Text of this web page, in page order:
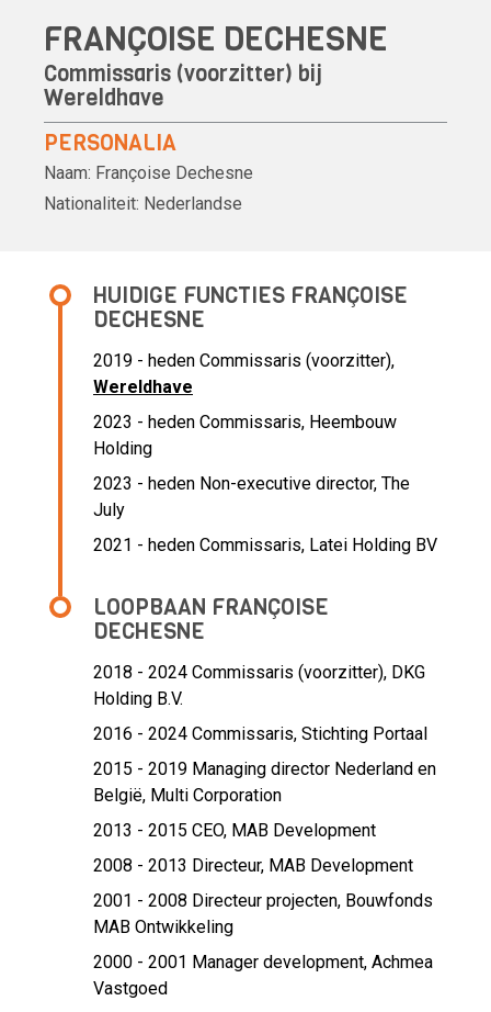
FRANÇOISE DECHESNE
Commissaris (voorzitter) bij
Wereldhave
PERSONALIA
Naam: Françoise Dechesne
Nationaliteit: Nederlandse
HUIDIGE FUNCTIES FRANÇOISE
DECHESNE
2019 - heden Commissaris (voorzitter),
Wereldhave
2023 - heden Commissaris, Heembouw
Holding
2023 - heden Non-executive director, The
July
2021 - heden Commissaris, Latei Holding BV
LOOPBAAN FRANÇOISE
DECHESNE
2018 - 2024 Commissaris (voorzitter), DKG
Holding B.V.
2016 - 2024 Commissaris, Stichting Portaal
2015 - 2019 Managing director Nederland en
België, Multi Corporation
2013 - 2015 CEO, MAB Development
2008 - 2013 Directeur, MAB Development
2001 - 2008 Directeur projecten, Bouwfonds
MAB Ontwikkeling
2000 - 2001 Manager development, Achmea
Vastgoed